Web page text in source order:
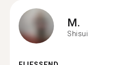
M.
Shisui